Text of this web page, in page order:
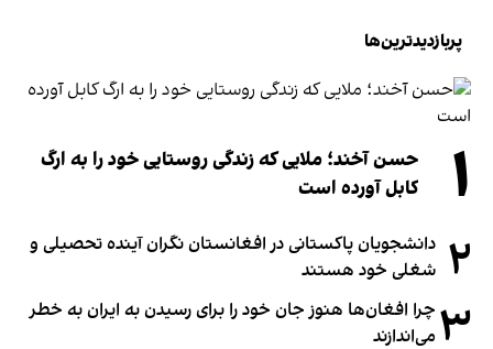
پربازدیدترین‌ها
۱
حسن آخند؛ ملایی که زندگی روستایی خود را به ارگ
کابل آورده است
۲ دانشجویان پاکستانی در افغانستان نگران آینده تحصیلی و
شغلی خود هستند
۳ چرا افغان‌ها هنوز جان خود را برای رسیدن به ایران به خطر
می‌اندازند